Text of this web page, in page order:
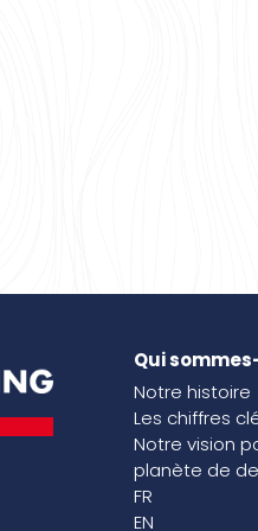
Qui
Notre histoire
Les chiffres
Notre vision
planète de
FR
EN